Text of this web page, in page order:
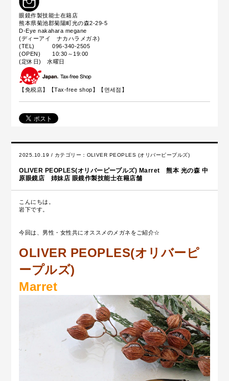
眼鏡作製技能士在籍店
熊本県菊池郡菊陽町光の森2-29-5
D-Eye nakahara megane
(ディーアイ ナカハラメガネ)
(TEL) 096-340-2505
(OPEN) 10:30～19:00
(定休日) 水曜日
【免税店】【Tax-free shop】【면세점】
2025.10.19 / カテゴリー： OLIVER PEOPLES (オリバーピープルズ)
OLIVER PEOPLES(オリバーピープルズ) Marret 熊本 光の森 中
原眼鏡店 姉妹店 眼鏡作製技能士在籍店舗
こんにちは。
岩下です。
今回は、男性・女性共にオススメのメガネをご紹介☆
OLIVER PEOPLES(オリバーピ
ープルズ)
Marret